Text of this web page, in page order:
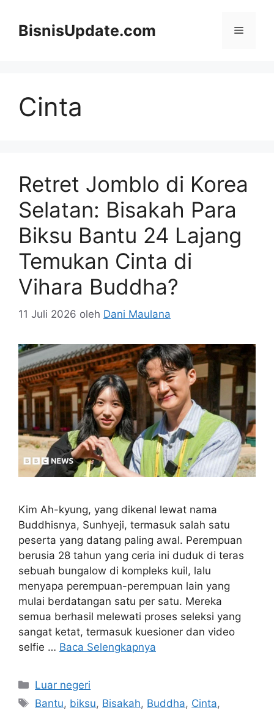
BisnisUpdate.com Menu
Cinta
Retret Jomblo di Korea
Selatan: Bisakah Para
Biksu Bantu 24 Lajang
Temukan Cinta di
Vihara Buddha?
11 Juli 2026 oleh Dani Maulana
Kim Ah-kyung, yang dikenal lewat nama
Buddhisnya, Sunhyeji, termasuk salah satu
peserta yang datang paling awal. Perempuan
berusia 28 tahun yang ceria ini duduk di teras
sebuah bungalow di kompleks kuil, lalu
menyapa perempuan-perempuan lain yang
mulai berdatangan satu per satu. Mereka
semua berhasil melewati proses seleksi yang
sangat ketat, termasuk kuesioner dan video
selfie … Baca Selengkapnya
Kategori
Luar negeri
Tag
Bantu, biksu, Bisakah, Buddha, Cinta,